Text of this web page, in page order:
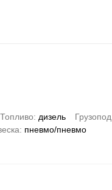
Топливо дизель Грузопод.
пневмо/пневмо